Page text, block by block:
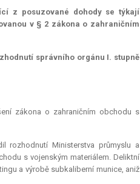
z posuzované dohody se týkají
v § 2 zákona o zahraničním
správního orgánu I. stupně
zákona o zahraničním obchodu s
rozhodnutí Ministerstva průmyslu a
s vojenským materiálem. Deliktní
a výrobě subkaliberní munice, aniž